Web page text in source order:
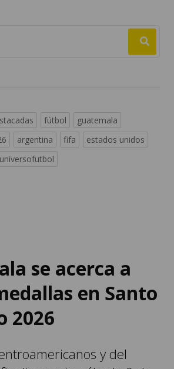
fútbol
guatemala
argentina fifa
estados unidos
universofutbol
se acerca a
en Santo
2026
y del